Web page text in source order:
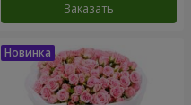
Заказать